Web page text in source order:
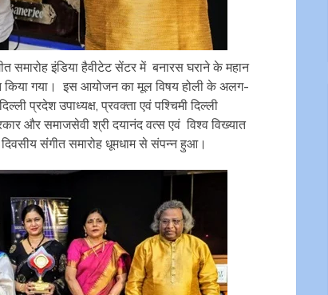
समारोह इंडिया हैवीटेट सेंटर में बनारस घराने के महान
किया गया। इस आयोजन का मूल विषय होली के अलग-
प्रदेश उपाध्यक्ष, प्रवक्ता एवं पश्चिमी दिल्ली
और समाजसेवी श्री दयानंद वत्स एवं विश्व विख्यात
दिवसीय संंगीत समारोह धूमधाम से संपन्न हुआ।